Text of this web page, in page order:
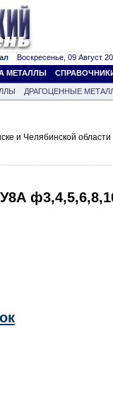
Воскресенье, 09 Август
МЕТАЛЛЫ
ДРАГОЦЕННЫЕ
и Челябинской